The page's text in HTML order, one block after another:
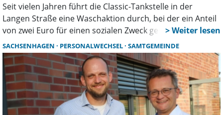
Seit vielen Jahren führt die Classic-Tankstelle in der
Langen Straße eine Waschaktion durch, bei der ein Anteil
von zwei Euro für einen sozialen Zweck gespendet wird.
Diesmal profitiert die Grundschule Sachsenhagen.
SACHSENHAGEN PERSONALWECHSEL SAMTGEMEINDE